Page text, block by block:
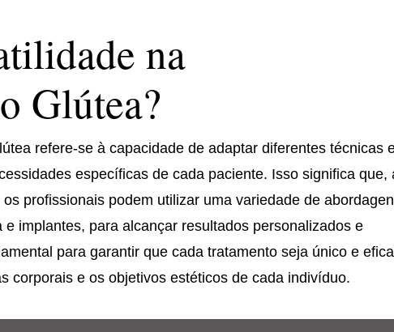
na
Glútea?
refere-se à capacidade de adaptar diferentes técnicas
específicas de cada paciente. Isso significa que,
profissionais podem utilizar uma variedade de
implantes, para alcançar resultados personalizados e
para garantir que cada tratamento seja único e
corporais e os objetivos estéticos de cada indivíduo.